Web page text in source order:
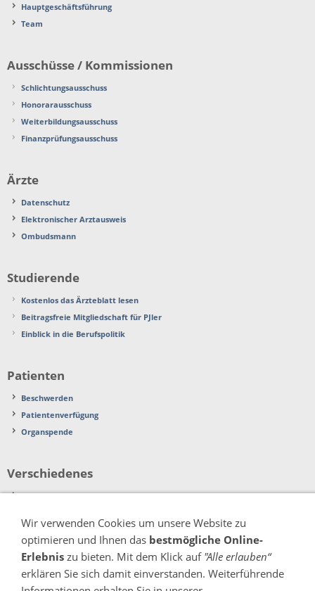
Hauptgeschäftsführung
Team
Ausschüsse / Kommissionen
Schlichtungsausschuss
Honorarausschuss
Weiterbildungsausschuss
Finanzprüfungsausschuss
Ärzte
Datenschutz
Elektronischer Arztausweis
Ombudsmann
Studierende
Kostenlos das Ärzteblatt lesen
Beitragsfreie Mitgliedschaft für PJler
Einblick in die Berufspolitik
Patienten
Beschwerden
Patientenverfügung
Organspende
Verschiedenes
Pressemitteilungen
Impressum
Datenschutz & Cookies
Erklärung zur Barrierefreiheit
Nutzungsbedingungen Stellenportal
Wir verwenden Cookies um unsere Website zu
optimieren und Ihnen das bestmögliche Online-
Erlebnis zu bieten. Mit dem Klick auf "Alle erlauben“
erklären Sie sich damit einverstanden. Weiterführende